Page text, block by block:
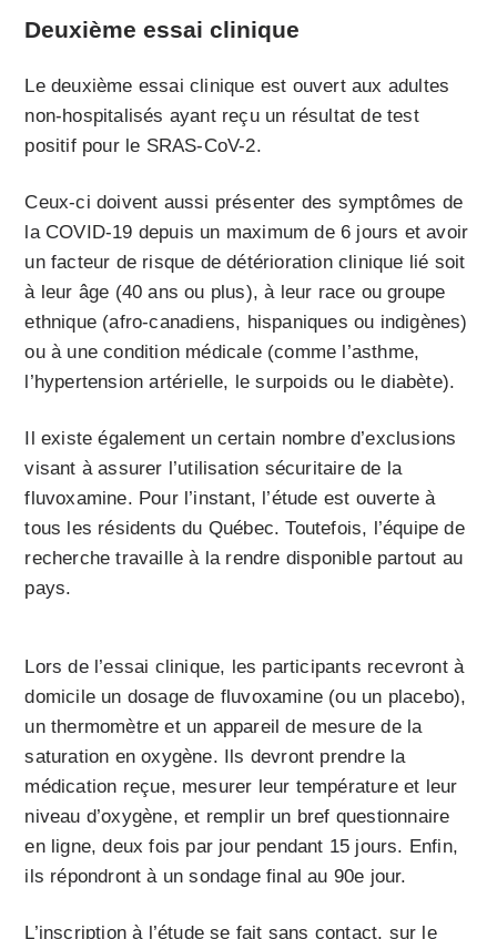
Deuxième essai clinique
Le deuxième essai clinique est ouvert aux adultes
non-hospitalisés ayant reçu un résultat de test
positif pour le SRAS-CoV-2.
Ceux-ci doivent aussi présenter des symptômes de
la COVID-19 depuis un maximum de 6 jours et avoir
un facteur de risque de détérioration clinique lié soit
à leur âge (40 ans ou plus), à leur race ou groupe
ethnique (afro-canadiens, hispaniques ou indigènes)
ou à une condition médicale (comme l’asthme,
l’hypertension artérielle, le surpoids ou le diabète).
Il existe également un certain nombre d’exclusions
visant à assurer l’utilisation sécuritaire de la
fluvoxamine. Pour l’instant, l’étude est ouverte à
tous les résidents du Québec. Toutefois, l’équipe de
recherche travaille à la rendre disponible partout au
pays.
Lors de l’essai clinique, les participants recevront à
domicile un dosage de fluvoxamine (ou un placebo),
un thermomètre et un appareil de mesure de la
saturation en oxygène. Ils devront prendre la
médication reçue, mesurer leur température et leur
niveau d’oxygène, et remplir un bref questionnaire
en ligne, deux fois par jour pendant 15 jours. Enfin,
ils répondront à un sondage final au 90e jour.
L’inscription à l’étude se fait sans contact, sur le